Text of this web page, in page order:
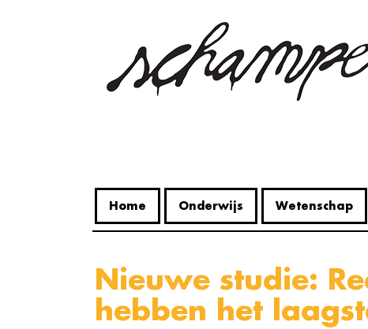
Home Onderwijs Wetenschap
Nieuwe studie: Rechtenstudenten
hebben het